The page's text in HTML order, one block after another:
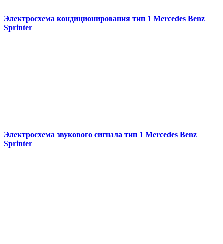
Электросхема кондиционирования тип 1 Mercedes Benz
Sprinter
Электросхема звукового сигнала тип 1 Mercedes Benz
Sprinter